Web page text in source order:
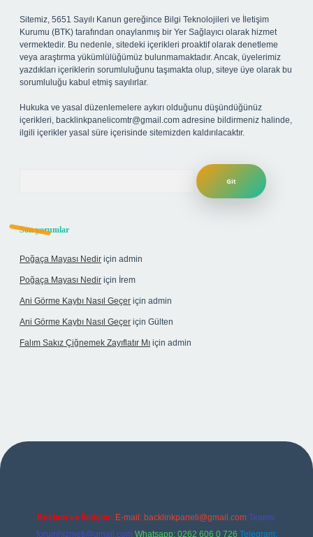
Sitemiz, 5651 Sayılı Kanun gereğince Bilgi Teknolojileri ve İletişim
Kurumu (BTK) tarafından onaylanmış bir Yer Sağlayıcı olarak hizmet
vermektedir. Bu nedenle, sitedeki içerikleri proaktif olarak denetleme
veya araştırma yükümlülüğümüz bulunmamaktadır. Ancak, üyelerimiz
yazdıkları içeriklerin sorumluluğunu taşımakta olup, siteye üye olarak bu
sorumluluğu kabul etmiş sayılırlar.
Hukuka ve yasal düzenlemelere aykırı olduğunu düşündüğünüz
içerikleri, backlinkpanelicomtr@gmail.com adresine bildirmeniz halinde,
ilgili içerikler yasal süre içerisinde sitemizden kaldırılacaktır.
Son yorumlar
Poğaça Mayası Nedir için admin
Poğaça Mayası Nedir için İrem
Ani Görme Kaybı Nasıl Geçer için admin
Ani Görme Kaybı Nasıl Geçer için Gülten
Falım Sakız Çiğnemek Zayıflatır Mı için admin
Reklam ve İletişim: E-mail: backlinkpaneli@gmail.com Teams:
forumhizmeti@gmail.com Whatsapp: 0262 606 0 726 Telegram: